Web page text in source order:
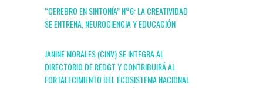
“CEREBRO EN SINTONÍA” N°6: LA CREATIVIDAD
SE ENTRENA, NEUROCIENCIA Y EDUCACIÓN
JANINE MORALES (CINV) SE INTEGRA AL
DIRECTORIO DE REDGT Y CONTRIBUIRÁ AL
FORTALECIMIENTO DEL ECOSISTEMA NACIONAL